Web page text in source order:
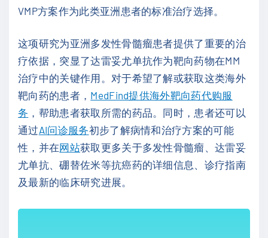
VMP方案作为此类亚洲患者的标准治疗选择。
这项研究为亚洲多发性骨髓瘤患者提供了重要的治
疗依据，突显了达雷妥尤单抗作为靶向药物在MM
治疗中的关键作用。对于希望了解或获取这类海外
靶向药的患者， MedFind提供海外靶向药代购服
务 ，帮助患者获取所需的药品。同时，患者还可以
通过AI问诊服务初步了解病情和治疗方案的可能
性，并在网站获取更多关于多发性骨髓瘤、达雷妥
尤单抗、硼替佐米等抗癌药的详细信息、诊疗指南
及最新的临床研究进展。